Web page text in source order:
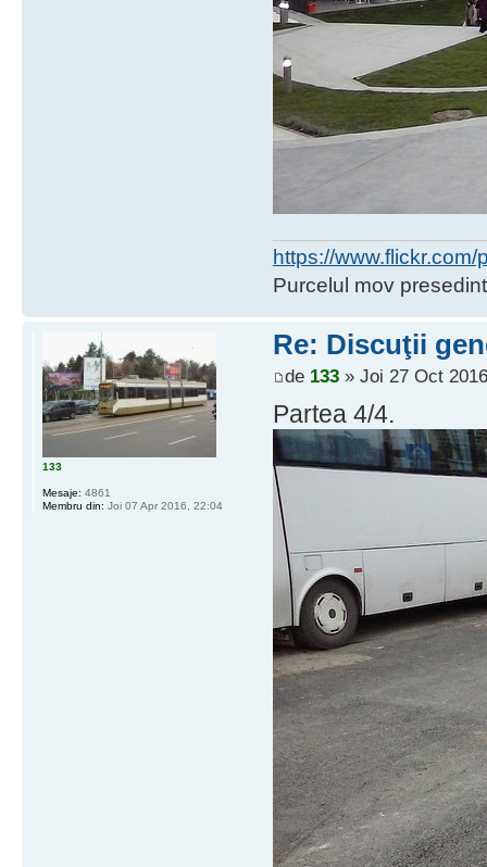
https://
Purcelul mov
Re: Discuţii
de 133» Joi 27 Oct
Partea 4/4.
133
Mesaje: 4861
Membru din: Joi 07 Apr 2016, 22:04